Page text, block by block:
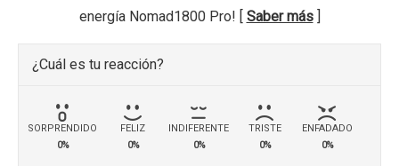
energía Nomad1800 Pro! [ Saber más]
¿Cuál es tu reacción?
SORPRENDIDO
0%
FELIZ
0%
INDIFERENTE
0%
TRISTE
0%
ENFADADO
0%